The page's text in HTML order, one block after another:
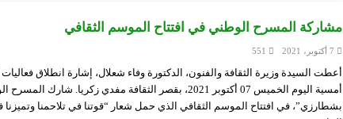
مشاركة المسرح الوطني في افتتاح الموسم الثقافي
7 أكتوبر، 2021 551
أمسية اليوم الخميس 07 أكتوبر 2021، بقصر الثقافة مفدي زكريا.
بشطارزي”، في افتتاح الموسم الثقافي الذي حمل شعار “قوتنا في تلاحمنا وتميزنا